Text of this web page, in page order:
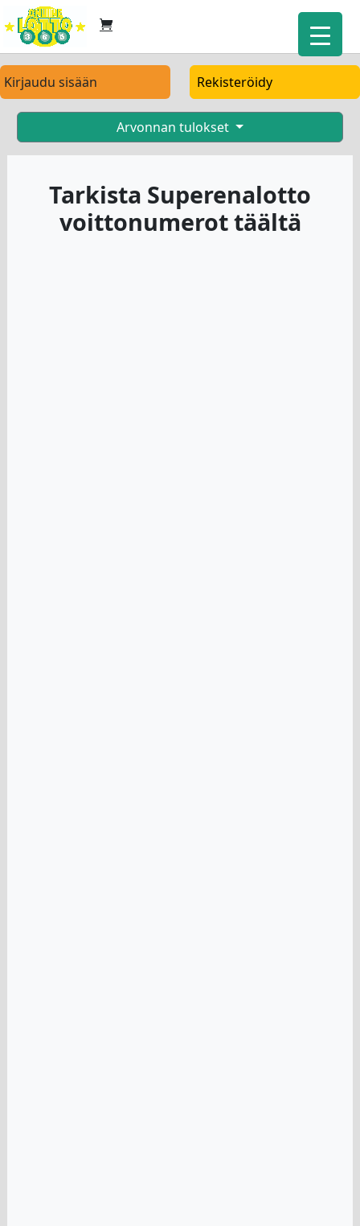
Kirjaudu sisään Rekisteröidy
Arvonnan tulokset
Tarkista Superenalotto
voittonumerot täältä